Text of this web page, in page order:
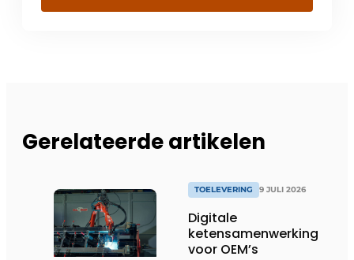
Gerelateerde artikelen
TOELEVERING 9 JULI 2026
Digitale
ketensamenwerking
voor OEM’s